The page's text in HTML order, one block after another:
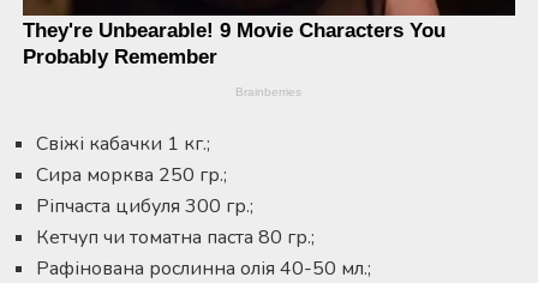
Свіжі кабачки 1 кг.;
Сира морква 250 гр.;
Ріпчаста цибуля 300 гр.;
Кетчуп чи томатна паста 80 гр.;
Рафінована рослинна олія 40-50 мл.;